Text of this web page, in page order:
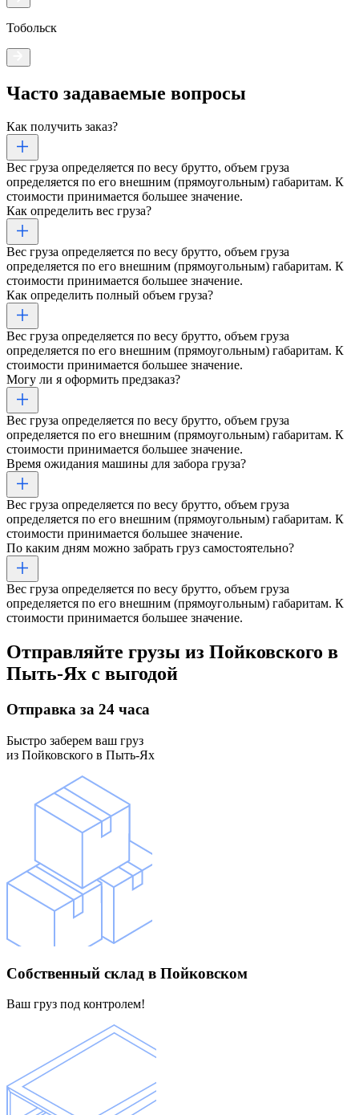
Тобольск
Часто задаваемые вопросы
Как получить заказ?
Вес груза определяется по весу брутто, объем груза
определяется по его внешним (прямоугольным) габаритам. К
стоимости принимается большее значение.
Как определить вес груза?
Вес груза определяется по весу брутто, объем груза
определяется по его внешним (прямоугольным) габаритам. К
стоимости принимается большее значение.
Как определить полный объем груза?
Вес груза определяется по весу брутто, объем груза
определяется по его внешним (прямоугольным) габаритам. К
стоимости принимается большее значение.
Могу ли я оформить предзаказ?
Вес груза определяется по весу брутто, объем груза
определяется по его внешним (прямоугольным) габаритам. К
стоимости принимается большее значение.
Время ожидания машины для забора груза?
Вес груза определяется по весу брутто, объем груза
определяется по его внешним (прямоугольным) габаритам. К
стоимости принимается большее значение.
По каким дням можно забрать груз самостоятельно?
Вес груза определяется по весу брутто, объем груза
определяется по его внешним (прямоугольным) габаритам. К
стоимости принимается большее значение.
Отправляйте грузы из Пойковского в
Пыть-Ях с выгодой
Отправка за 24 часа
Быстро заберем ваш груз
из Пойковского в Пыть-Ях
Собственный склад в Пойковском
Ваш груз под контролем!